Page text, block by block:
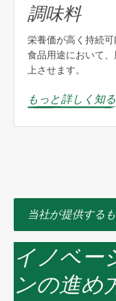
調味料
栄養価が高く持続
食品用途において
上させます。
もっと詳しく知る
当社が提供する
イノベー
ンの進め